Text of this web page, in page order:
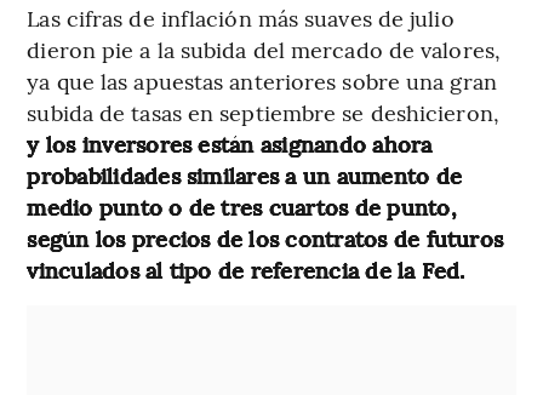
Las cifras de inflación más suaves de julio
dieron pie a la subida del mercado de valores,
ya que las apuestas anteriores sobre una gran
subida de tasas en septiembre se deshicieron,
y los inversores están asignando ahora
probabilidades similares a un aumento de
medio punto o de tres cuartos de punto,
según los precios de los contratos de futuros
vinculados al tipo de referencia de la Fed.